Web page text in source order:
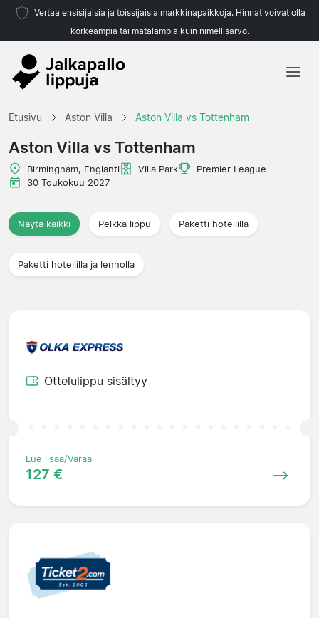
Vertaa ensisijaisia ja toissijaisia markkinapaikkoja. Hinnat voivat olla
korkeampia tai matalampia kuin nimellisarvo.
Etusivu Aston Villa Aston Villa vs Tottenham
Aston Villa vs Tottenham
Birmingham, Englanti Villa Park
Premier League
30 Toukokuu 2027
Näytä kaikki Pelkkä lippu Paketti hotellilla
Paketti hotellilla ja lennolla
Ottelulippu sisältyy
Lue lisää/Varaa
127 €